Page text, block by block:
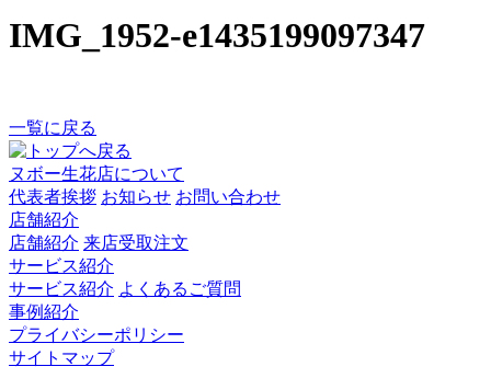
IMG_1952-e1435199097347
一覧に戻る
ヌボー生花店について
代表者挨拶 お知らせ お問い合わせ
店舗紹介
店舗紹介 来店受取注文
サービス紹介
サービス紹介 よくあるご質問
事例紹介
プライバシーポリシー
サイトマップ